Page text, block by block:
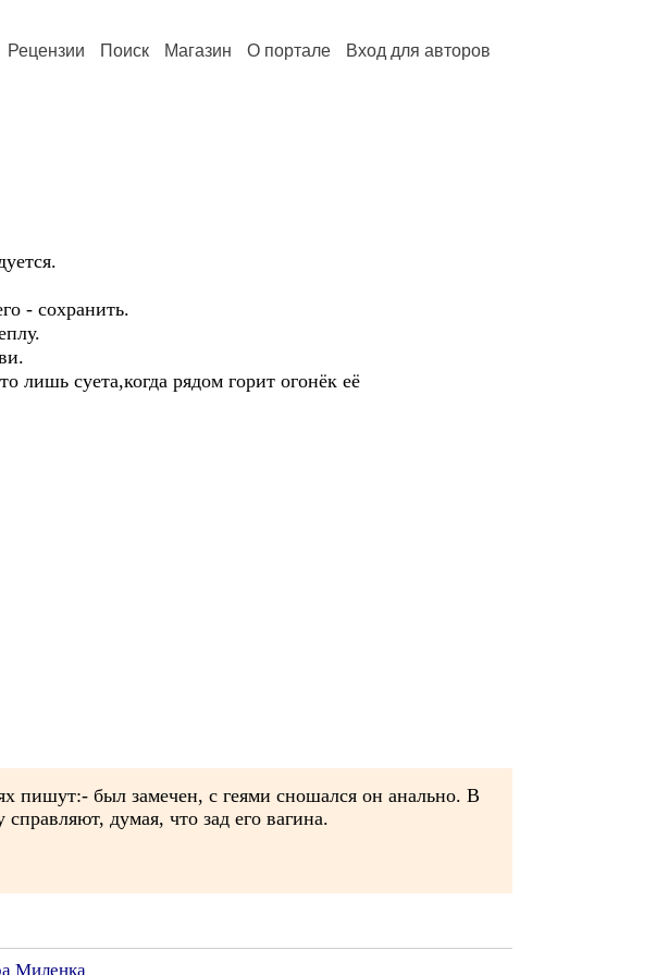
Рецензии Поиск Магазин О портале Вход для авторов
- сохранить.
лишь суета,когда рядом горит огонёк её
пишут:- был замечен, с геями сношался он анально. В
думая, что зад его вагина.
Миленка